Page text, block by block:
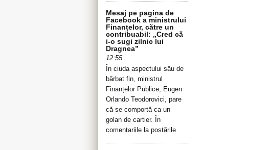
Mesaj pe pagina de
Facebook a ministrului
Finanțelor, către un
contribuabil: „Cred că
i-o sugi zilnic lui
Dragnea”
12:55
În ciuda aspectului său de
bărbat fin, ministrul
Finanțelor Publice, Eugen
Orlando Teodorovici, pare
că se comportă ca un
golan de cartier. În
comentariile la postările